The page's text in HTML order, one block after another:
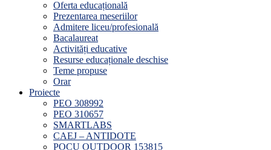
Oferta educațională
Prezentarea meseriilor
Admitere liceu/profesională
Bacalaureat
Activități educative
Resurse educaționale deschise
Teme propuse
Orar
Proiecte
PEO 308992
PEO 310657
SMARTLABS
CAEJ – ANTIDOTE
POCU OUTDOOR 153815